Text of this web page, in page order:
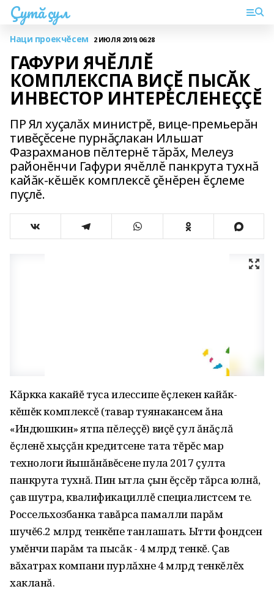
Çутă çул
Наци проекчĕсем 2 ИЮЛЯ 2019, 06:28
ГАФУРИ ЯЧĔЛЛĔ
КОМПЛЕКСПА ВИÇĔ ПЫСĂК
ИНВЕСТОР ИНТЕРЕСЛЕНЕÇÇĔ
ПР Ял хуçалăх министрĕ, вице-премьерăн
тивĕçĕсене пурнăçлакан Ильшат
Фазрахманов пĕлтернĕ тăрăх, Мелеуз
районĕнчи Гафури ячĕллĕ панкрута тухнă
кайăк-кĕшĕк комплексĕ çĕнĕрен ĕçлеме
пуçлĕ.
Кăркка какайĕ туса илессипе ĕçлекен кайăк-
кĕшĕк комплексĕ (тавар туянакансем ăна
«Индюшкин» ятпа пĕлеççĕ) виçĕ çул ăнăçлă
ĕçленĕ хыççăн кредитсене тата тĕрĕс мар
технологи йышăнăвĕсене пула 2017 çулта
панкрута тухнă. Пин ытла çын ĕçсĕр тăрса юлнă,
çав шутра, квалификациллĕ специалистсем те.
Россельхозбанка тавăрса памалли парăм
шучĕ6.2 млрд тенкĕпе танлашать. Ытти фондсен
умĕнчи парăм та пысăк - 4 млрд тенкĕ. Çав
вăхатрах компани пурлăхне 4 млрд тенкĕлĕх
хакланă.